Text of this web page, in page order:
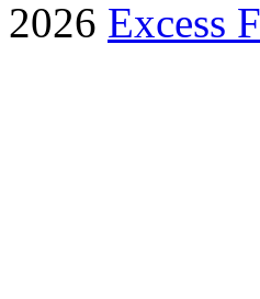
Excess